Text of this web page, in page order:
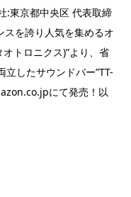
:東京都中央区 代表取締
を誇り人気を集めるオ
トロニクス)”より、省
したサウンドバー”TT-
にて発売！以